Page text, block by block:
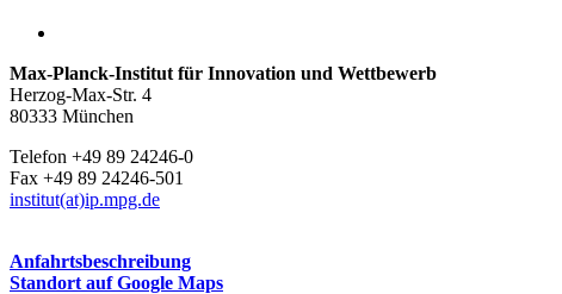
Max-Planck-Institut für Innovation und Wettbewerb
Herzog-Max-Str. 4
80333 München
Telefon +49 89 24246-0
Fax +49 89 24246-501
institut(at)ip.mpg.de
Anfahrtsbeschreibung
Standort auf Google Maps